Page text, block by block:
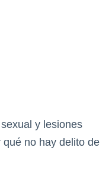
y lesiones
no hay delito de